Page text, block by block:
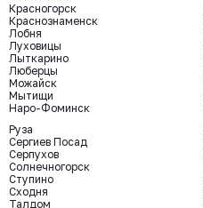
Красногорск
Краснознаменск
Лобня
Луховицы
Лыткарино
Люберцы
Можайск
Мытищи
Наро-Фоминск
Руза
Сергиев Посад
Серпухов
Солнечногорск
Ступино
Сходня
Талдом